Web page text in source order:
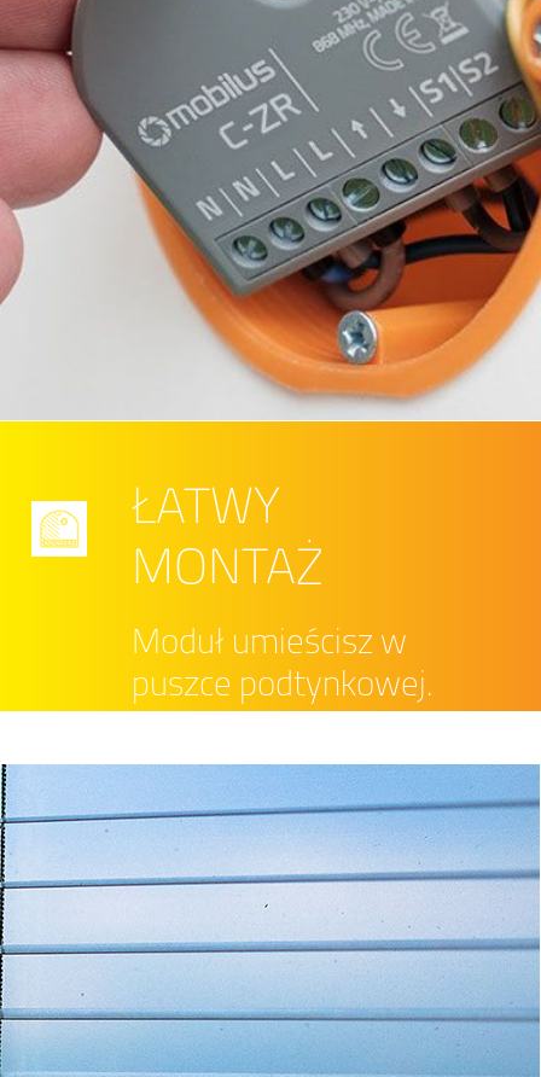
ŁATWY
MONTAŻ
Moduł umieścisz w
puszce podtynkowej.